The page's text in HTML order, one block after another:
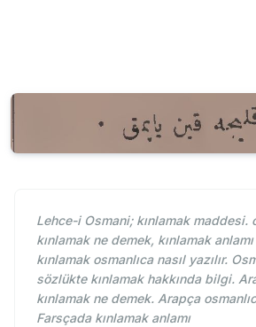
Lehce-i Osmani; kınlamak maddesi.
kınlamak ne demek, kınlamak anlamı
kınlamak osmanlıca nasıl yazılır.
sözlükte kınlamak hakkında bilgi.
kınlamak ne demek. Arapça
Farsçada kınlamak anlamı